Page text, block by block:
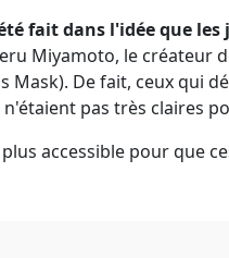
fait dans l'idée que
Miyamoto, le créateur
De fait, ceux qui
pas très claires
accessible pour que